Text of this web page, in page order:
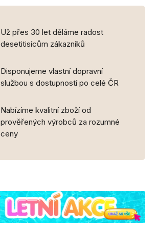
Už přes 30 let děláme radost
desetitisícům zákazníků
Disponujeme vlastní dopravní
službou s dostupností po celé ČR
Nabízíme kvalitní zboží od
prověřených výrobců za rozumné
ceny